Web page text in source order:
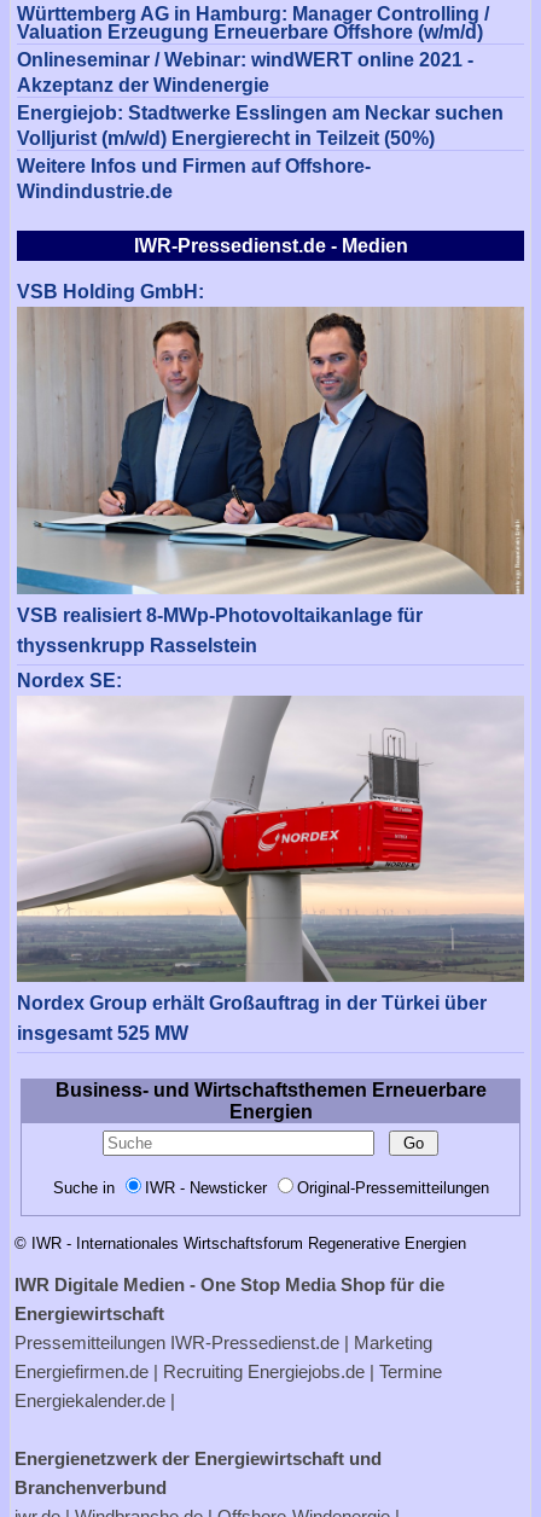
Württemberg AG in Hamburg: Manager Controlling /
Valuation Erzeugung Erneuerbare Offshore (w/m/d)
Onlineseminar / Webinar: windWERT online 2021 -
Akzeptanz der Windenergie
Energiejob: Stadtwerke Esslingen am Neckar suchen
Volljurist (m/w/d) Energierecht in Teilzeit (50%)
Weitere Infos und Firmen auf Offshore-
Windindustrie.de
IWR-Pressedienst.de - Medien
VSB Holding GmbH:
VSB realisiert 8-MWp-Photovoltaikanlage für
thyssenkrupp Rasselstein
Nordex SE:
Nordex Group erhält Großauftrag in der Türkei über
insgesamt 525 MW
Business- und Wirtschaftsthemen Erneuerbare
Energien
Suche in IWR - Newsticker Original-Pressemitteilungen
© IWR - Internationales Wirtschaftsforum Regenerative Energien
IWR Digitale Medien - One Stop Media Shop für die
Energiewirtschaft
Pressemitteilungen IWR-Pressedienst.de | Marketing
Energiefirmen.de | Recruiting Energiejobs.de | Termine
Energiekalender.de |
Energienetzwerk der Energiewirtschaft und
Branchenverbund